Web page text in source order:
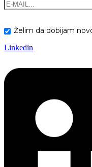
Želim da dobijam
Linkedin